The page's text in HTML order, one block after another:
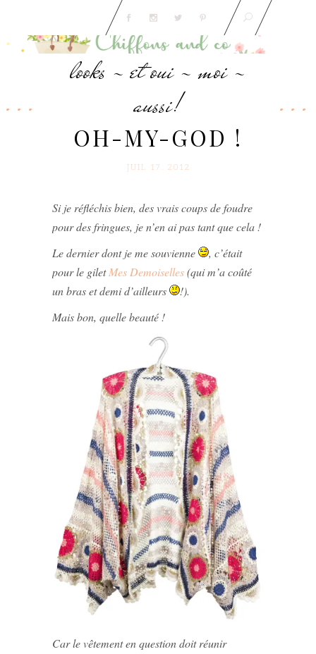
looks - et oui - moi -
aussi!
OH-MY-GOD !
JUIL 17. 2012
Si je réfléchis bien, des vrais coups de foudre
pour des fringues, je n’en ai pas tant que cela !
Le dernier dont je me souvienne
, c’était
pour le giletMes Demoiselles(qui m’a coûté
un bras et demi d’ailleurs
!).
Mais bon, quelle beauté !
Car le vêtement en question doit réunir